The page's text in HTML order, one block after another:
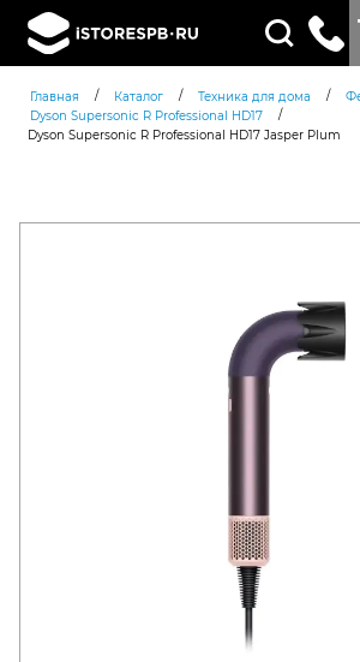
Поиск
товаров
Главная / Каталог / Техника для дома /
Dyson Supersonic R Professional HD17
/
Dyson Supersonic R Professional HD17 Jasper Plum
Согласен c
конфиденциальности